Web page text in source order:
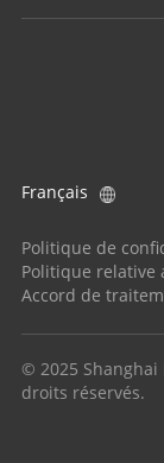
Investisseurs
Politique de
Politique relative
Accord de
Français
© 2025 Shanghai
droits réservés.